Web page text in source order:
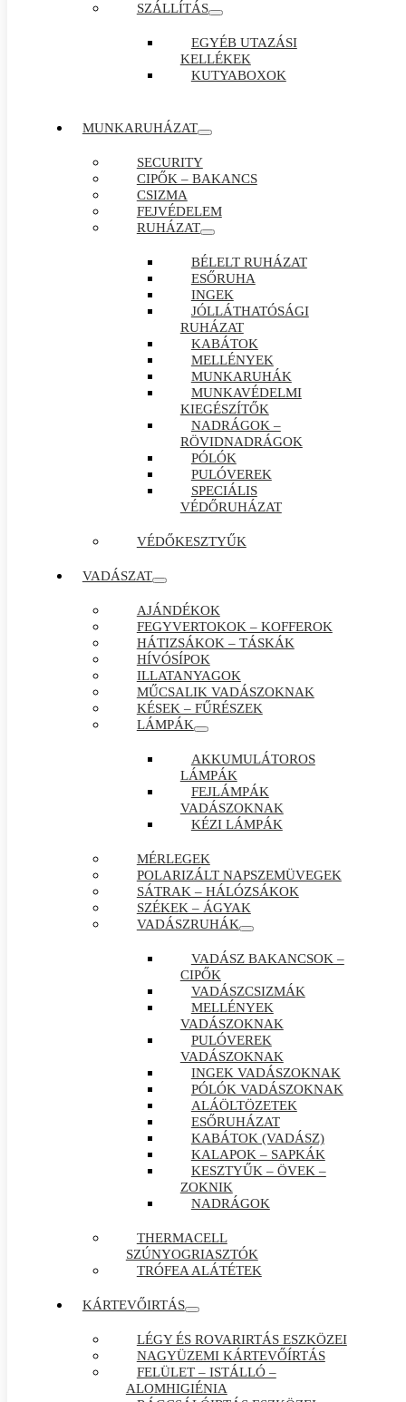
SZÁLLÍTÁS
EGYÉB UTAZÁSI
KELLÉKEK
KUTYABOXOK
MUNKARUHÁZAT
SECURITY
CIPŐK – BAKANCS
CSIZMA
FEJVÉDELEM
RUHÁZAT
BÉLELT RUHÁZAT
ESŐRUHA
INGEK
JÓLLÁTHATÓSÁGI
RUHÁZAT
KABÁTOK
MELLÉNYEK
MUNKARUHÁK
MUNKAVÉDELMI
KIEGÉSZÍTŐK
NADRÁGOK –
RÖVIDNADRÁGOK
PÓLÓK
PULÓVEREK
SPECIÁLIS
VÉDŐRUHÁZAT
VÉDŐKESZTYŰK
VADÁSZAT
AJÁNDÉKOK
FEGYVERTOKOK – KOFFEROK
HÁTIZSÁKOK – TÁSKÁK
HÍVÓSÍPOK
ILLATANYAGOK
MŰCSALIK VADÁSZOKNAK
KÉSEK – FŰRÉSZEK
LÁMPÁK
AKKUMULÁTOROS
LÁMPÁK
FEJLÁMPÁK
VADÁSZOKNAK
KÉZI LÁMPÁK
MÉRLEGEK
POLARIZÁLT NAPSZEMÜVEGEK
SÁTRAK – HÁLÓZSÁKOK
SZÉKEK – ÁGYAK
VADÁSZRUHÁK
VADÁSZ BAKANCSOK –
CIPŐK
VADÁSZCSIZMÁK
MELLÉNYEK
VADÁSZOKNAK
PULÓVEREK
VADÁSZOKNAK
INGEK VADÁSZOKNAK
PÓLÓK VADÁSZOKNAK
ALÁÖLTÖZETEK
ESŐRUHÁZAT
KABÁTOK (VADÁSZ)
KALAPOK – SAPKÁK
KESZTYŰK – ÖVEK –
ZOKNIK
NADRÁGOK
THERMACELL
SZÚNYOGRIASZTÓK
TRÓFEA ALÁTÉTEK
KÁRTEVŐIRTÁS
LÉGY ÉS ROVARIRTÁS ESZKÖZEI
NAGYÜZEMI KÁRTEVŐÍRTÁS
FELÜLET – ISTÁLLÓ –
ALOMHIGIÉNIA